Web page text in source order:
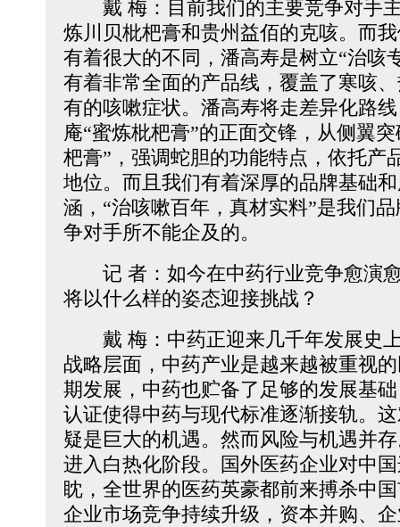
戴 梅：目前我们的主要竞争对手
炼川贝枇杷膏和贵州益佰的克咳。而
有着很大的不同，潘高寿是树立“治咳
有着非常全面的产品线，覆盖了寒咳
有的咳嗽症状。潘高寿将走差异化路
庵“蜜炼枇杷膏”的正面交锋，从侧翼
杷膏”，强调蛇胆的功能特点，依托产
地位。而且我们有着深厚的品牌基础
涵，“治咳嗽百年，真材实料”是我们
争对手所不能企及的。
记 者：如今在中药行业竞争愈演
将以什么样的姿态迎接挑战？
戴 梅：中药正迎来几千年发展史
战略层面，中药产业是越来越被重视
期发展，中药也贮备了足够的发展基
认证使得中药与现代标准逐渐接轨。
疑是巨大的机遇。然而风险与机遇并
进入白热化阶段。国外医药企业对中
眈，全世界的医药英豪都前来搏杀中
企业市场竞争持续升级，资本并购、